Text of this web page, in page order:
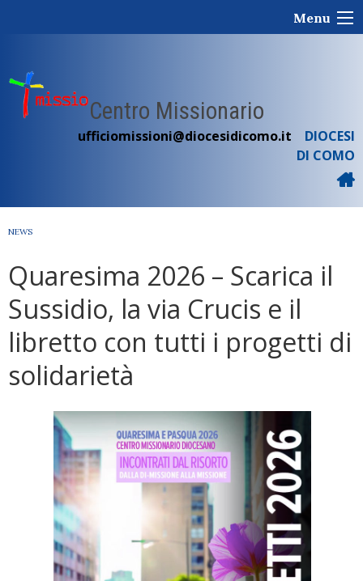
Menu
Centro Missionario
ufficiomissioni@diocesidicomo.it
DIOCESI
DI COMO
NEWS
Quaresima 2026 – Scarica il
Sussidio, la via Crucis e il
libretto con tutti i progetti di
solidarietà